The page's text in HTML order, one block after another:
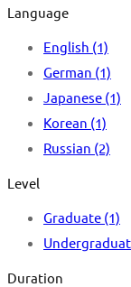
Language
English (1)
German (1)
Japanese (1)
Korean (1)
Russian (2)
Level
Graduate (1)
Duration